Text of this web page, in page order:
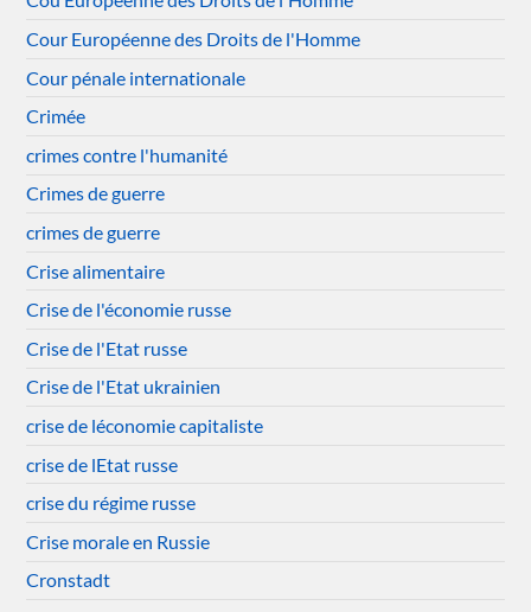
Cour Européenne des Droits de l'Homme
Cour pénale internationale
Crimée
crimes contre l'humanité
Crimes de guerre
crimes de guerre
Crise alimentaire
Crise de l'économie russe
Crise de l'Etat russe
Crise de l'Etat ukrainien
crise de léconomie capitaliste
crise de lEtat russe
crise du régime russe
Crise morale en Russie
Cronstadt